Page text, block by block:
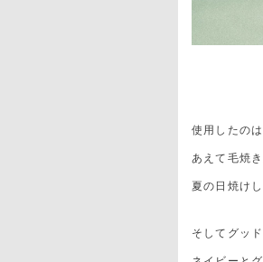
使用したの
あえて毛焼
夏の日焼け
そしてグッ